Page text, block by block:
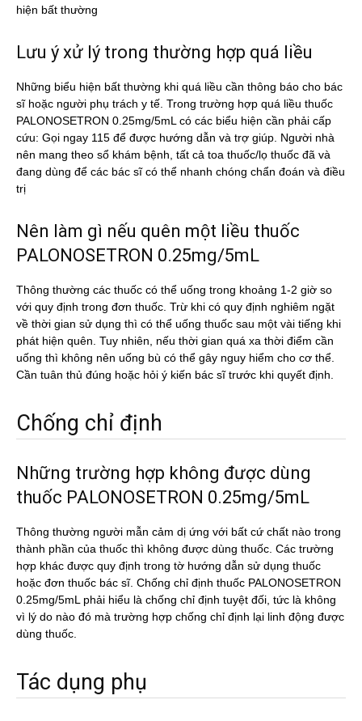
hiện bất thường
Lưu ý xử lý trong thường hợp quá liều
Những biểu hiện bất thường khi quá liều cần thông báo cho bác
sĩ hoặc người phụ trách y tế. Trong trường hợp quá liều thuốc
PALONOSETRON 0.25mg/5mL có các biểu hiện cần phải cấp
cứu: Gọi ngay 115 để được hướng dẫn và trợ giúp. Người nhà
nên mang theo sổ khám bệnh, tất cả toa thuốc/lọ thuốc đã và
đang dùng để các bác sĩ có thể nhanh chóng chẩn đoán và điều
trị
Nên làm gì nếu quên một liều thuốc
PALONOSETRON 0.25mg/5mL
Thông thường các thuốc có thể uống trong khoảng 1-2 giờ so
với quy định trong đơn thuốc. Trừ khi có quy định nghiêm ngặt
về thời gian sử dụng thì có thể uống thuốc sau một vài tiếng khi
phát hiện quên. Tuy nhiên, nếu thời gian quá xa thời điểm cần
uống thì không nên uống bù có thể gây nguy hiểm cho cơ thể.
Cần tuân thủ đúng hoặc hỏi ý kiến bác sĩ trước khi quyết định.
Chống chỉ định
Những trường hợp không được dùng
thuốc PALONOSETRON 0.25mg/5mL
Thông thường người mẫn cảm dị ứng với bất cứ chất nào trong
thành phần của thuốc thì không được dùng thuốc. Các trường
hợp khác được quy định trong tờ hướng dẫn sử dụng thuốc
hoặc đơn thuốc bác sĩ. Chống chỉ định thuốc PALONOSETRON
0.25mg/5mL phải hiểu là chống chỉ định tuyệt đối, tức là không
vì lý do nào đó mà trường hợp chống chỉ định lại linh động được
dùng thuốc.
Tác dụng phụ